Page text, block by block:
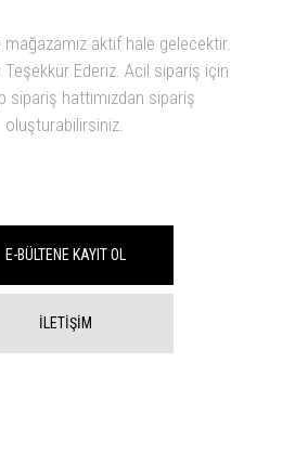
mağazamız aktif hale gelecektir.
Teşekkür Ederiz. Acil sipariş için
sipariş hattımızdan sipariş
oluşturabilirsiniz.
E-BÜLTENE KAYIT OL
İLETİŞİM